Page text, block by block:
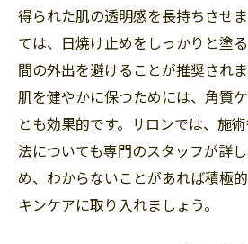
得られた肌の透明感を長持ちさせ
ては、日焼け止めをしっかりと塗
間の外出を避けることが推奨され
肌を健やかに保つためには、角質
とも効果的です。サロンでは、施
法についても専門のスタッフが詳
め、わからないことがあれば積極
キンケアに取り入れましょう。